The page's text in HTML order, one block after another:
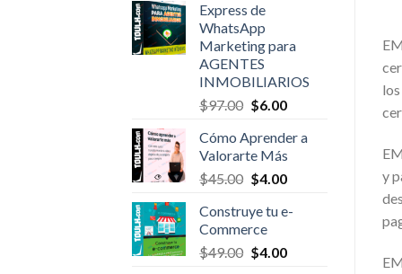
was:
$49.00.
Express de
WhatsApp
Marketing para
AGENTES
INMOBILIARIOS
$97.00 Original
was:
$97.00.
$6.00Current
is:
$6.00.
Cómo Aprender a
Valorarte Más
$45.00 Original
was:
$45.00.
$4.00Current
is:
Construye tu e-
Commerce
$49.00 Original
$4.00Current
y